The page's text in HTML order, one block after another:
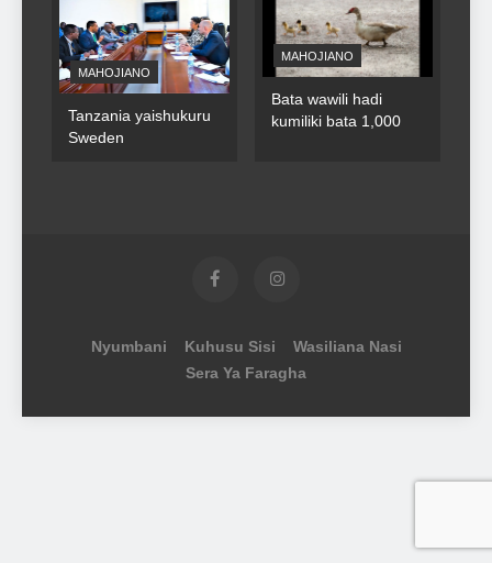
MAHOJIANO
Tanzania yaishukuru
Sweden
MAHOJIANO
Bata wawili hadi
kumiliki bata 1,000
Nyumbani Kuhusu Sisi
Wasiliana Nasi
Sera Ya Faragha